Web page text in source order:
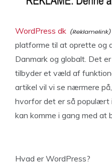
WordPress dk
platforme til at oprette og
Danmark og globalt. Det
tilbyder et væld af
artikel vil vi se nærmere
hvorfor det er så populært
kan komme i gang med at
Hvad er WordPress?